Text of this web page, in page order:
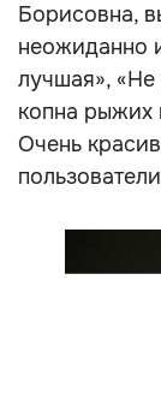
Борисовна,
неожиданно
лучшая», «Не
копна рыжих
Очень